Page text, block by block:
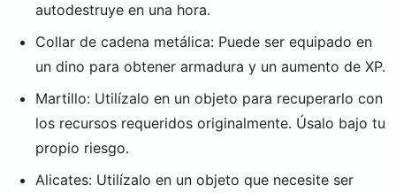
autodestruye en una hora.
Collar de cadena metálica: Puede ser equipado en
un dino para obtener armadura y un aumento de XP.
Martillo: Utilízalo en un objeto para recuperarlo con
los recursos requeridos originalmente. Úsalo bajo tu
propio riesgo.
Alicates: Utilízalo en un objeto que necesite ser